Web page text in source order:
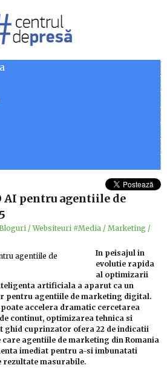
AI pentru agentiile de
/ Websiteuri#Media / Marketing /
In peisajul in
evolutie rapida
al optimizarii
artificiala a aparut ca un
pentru agentiile de marketing digital.
accelera dramatic cercetarea
continut, optimizarea tehnica si
ghid cuprinzator ofera 22 de indicatii
care agentiile de marketing din Romania
imediat pentru a-si imbunatati
rezultate masurabile.